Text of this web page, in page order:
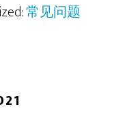
常见问题